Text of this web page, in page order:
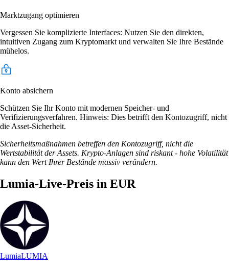
Marktzugang optimieren
Vergessen Sie komplizierte Interfaces: Nutzen Sie den direkten,
intuitiven Zugang zum Kryptomarkt und verwalten Sie Ihre Bestände
mühelos.
Konto absichern
Schützen Sie Ihr Konto mit modernen Speicher- und
Verifizierungsverfahren. Hinweis: Dies betrifft den Kontozugriff, nicht
die Asset-Sicherheit.
Sicherheitsmaßnahmen betreffen den Kontozugriff, nicht die
Wertstabilität der Assets. Krypto-Anlagen sind riskant - hohe Volatilität
kann den Wert Ihrer Bestände massiv verändern.
Lumia-Live-Preis in EUR
LumiaLUMIA